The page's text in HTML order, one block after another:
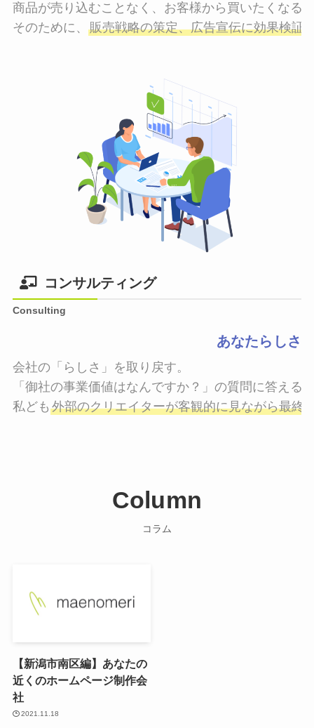
商品が売り込むことなく、お客様から買いたくなる
そのために、 販売戦略の策定、広告宣伝に効果検証
コンサルティング
Consulting
あなたらしさ
会社の「らしさ」を取り戻す。
「御社の事業価値はなんですか？」の質問に答える
私ども 外部のクリエイターが客観的に見ながら最終
Column
コラム
【新潟市南区編】あなたの
近くのホームページ制作会
社
2021.11.18